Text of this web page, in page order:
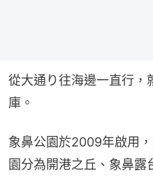
從大通り往海邊一直行，
庫。
象鼻公園於2009年啟用
園分為開港之丘、象鼻